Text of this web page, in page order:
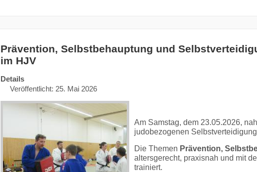
Prävention, Selbstbehauptung und
im HJV
Details
Veröffentlicht: 25. Mai 2026
Am Samstag, dem 23.05.2026,
judobezogenen
Die Themen Prävention,
altersgerecht, praxisnah und mit
trainiert.